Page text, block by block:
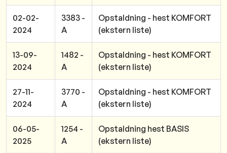
02-02-
2024
3383 -
A
Opstaldning - hest KOMFORT
(ekstern liste)
13-09-
2024
1482 -
A
Opstaldning - hest KOMFORT
(ekstern liste)
27-11-
2024
3770 -
A
Opstaldning - hest KOMFORT
(ekstern liste)
06-05-
2025
1254 -
A
Opstaldning hest BASIS
(ekstern liste)